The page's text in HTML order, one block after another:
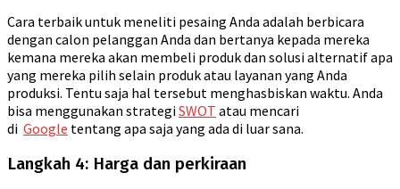
Cara terbaik untuk meneliti pesaing Anda adalah berbicara
dengan calon pelanggan Anda dan bertanya kepada mereka
kemana mereka akan membeli produk dan solusi alternatif apa
yang mereka pilih selain produk atau layanan yang Anda
produksi. Tentu saja hal tersebut menghasbiskan waktu. Anda
bisa menggunakan strategiSWOT atau mencari
di Google tentang apa saja yang ada di luar sana.
Langkah 4: Harga dan perkiraan